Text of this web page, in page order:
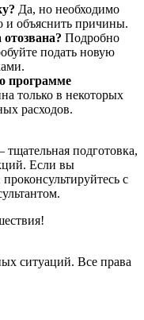
Да, но необходимо
и объяснить причины.
Подробно
подать новую
программе
только в некоторых
расходов.
подготовка,
Если вы
с
ситуаций. Все права